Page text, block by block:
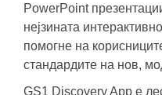
PowerPoint
нејзината
помогне на
стандардите на нов,
GS1 Discovery App е